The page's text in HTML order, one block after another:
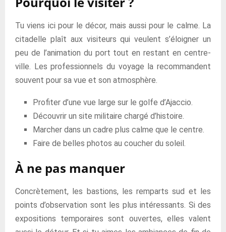
Tu viens ici pour le décor, mais aussi pour le calme. La
citadelle plaît aux visiteurs qui veulent s’éloigner un
peu de l’animation du port tout en restant en centre-
ville. Les professionnels du voyage la recommandent
souvent pour sa vue et son atmosphère.
Profiter d’une vue large sur le golfe d’Ajaccio.
Découvrir un site militaire chargé d’histoire.
Marcher dans un cadre plus calme que le centre.
Faire de belles photos au coucher du soleil.
À ne pas manquer
Concrètement, les bastions, les remparts sud et les
points d’observation sont les plus intéressants. Si des
expositions temporaires sont ouvertes, elles valent